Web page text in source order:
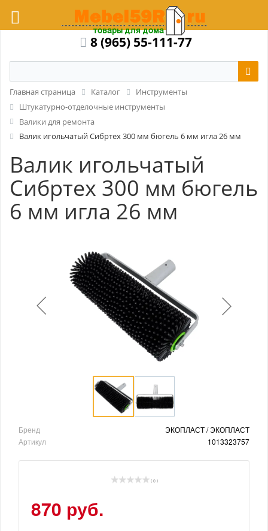
8 (965) 55-111-77
Главная страница Каталог
Инструменты
Штукатурно-отделочные инструменты
Валики для ремонта
Валик игольчатый Сибртех 300 мм бюгель 6 мм игла 26 мм
Валик игольчатый
Сибртех 300 мм бюгель
6 мм игла 26 мм
Бренд
ЭКОПЛАСТ / ЭКОПЛАСТ
Артикул
1013323757
( 0 )
870 руб.